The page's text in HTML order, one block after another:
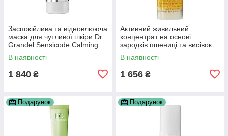
Заспокійлива та відновлююча
маска для чутливої шкіри Dr.
Grandel Sensicode Calming
Mask, 75 мл
В наявності
1 840 ₴
Активний живильний
концентрат на основі
зародків пшениці та висівок
Elements of Nature Nutra
Rich, 30 мл
В наявності
1 656 ₴
Подарунок Подарунок